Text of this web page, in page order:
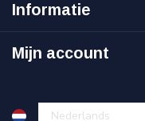
Informatie
Mijn account